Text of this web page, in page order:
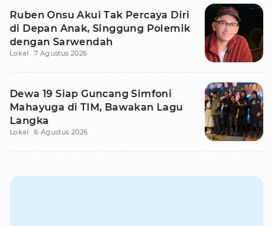
Ruben Onsu Akui Tak Percaya Diri
di Depan Anak, Singgung Polemik
dengan Sarwendah
Lokal 7 Agustus 2026
Dewa 19 Siap Guncang Simfoni
Mahayuga di TIM, Bawakan Lagu
Langka
Lokal 6 Agustus 2026